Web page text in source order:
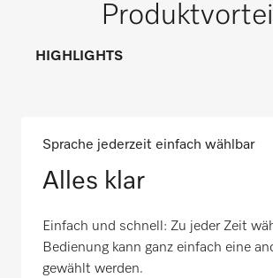
HIGHLIGHTS
Sprache jederzeit einfach wählbar
Alles klar
Einfach und schnell: Zu jeder Zeit
Bedienung kann ganz einfach eine
gewählt werden.